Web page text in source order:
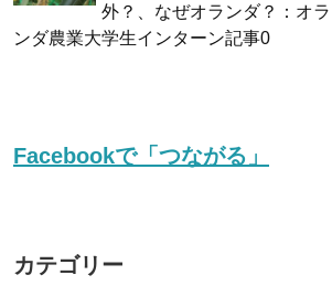
外？、なぜオランダ？：オラ
ンダ農業大学生インターン記事0
Facebookで「つながる」
カテゴリー